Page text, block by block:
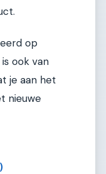
op
ook van
je aan het
nieuwe